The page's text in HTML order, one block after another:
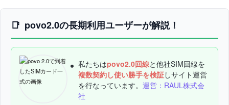
povo2.0の長期利用ユーザーが解説！
私たちはpovo2.0回線と他社SIM回線を
複数契約し使い勝手を検証しサイト運営
を行なっています。 運営：RAUL株式会
社